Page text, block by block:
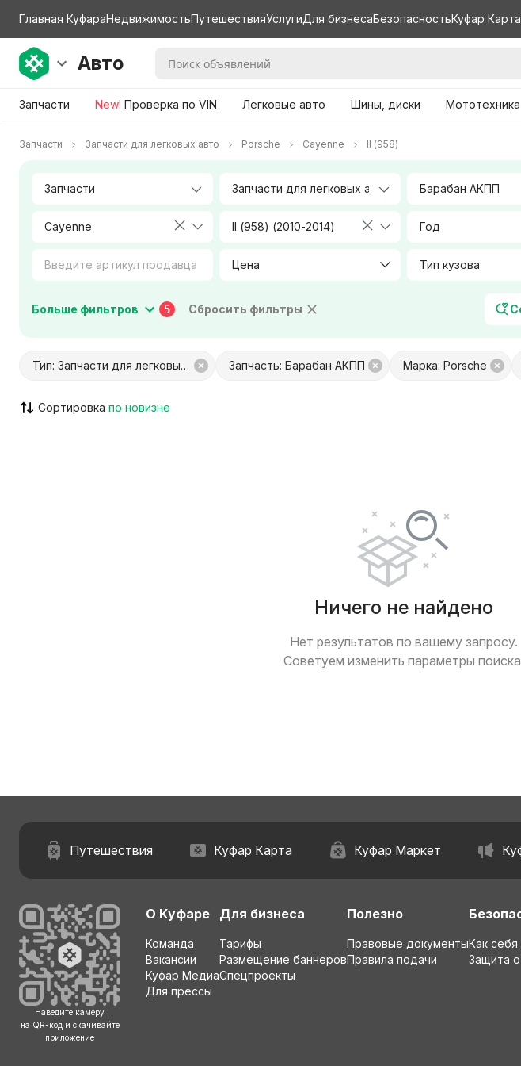
Главная КуфараНедвижимостьПутешествияУслугиДля бизнесаБезопасностьКуфар Карта
Авто
Запчасти New! Проверка по VIN Легковые авто Шины, диски Мототехника
Запчасти Запчасти для легковых авто Porsche Cayenne II (958)
Барабан АКПП
Cayenne II (958) (2010-2014) Год
Цена Тип кузова
Коробка передач Тип двигателя
С Куфар Доставкой
Больше фильтров 5 Сбросить фильтры
Тип: Запчасти для легковых авто Запчасть: Барабан АКПП Марка: Porsche
Сортировка
Ничего не найдено
Нет результатов по вашему запросу.
Советуем изменить параметры
Путешествия Куфар Карта Куфар Маркет
Наведите камеру
на QR-код и скачивайте
приложение
О Куфаре
Команда
Вакансии
Куфар Медиа
Для прессы
Для бизнеса
Тарифы
Размещение баннеров
Спецпроекты
Полезно
Правовые документы
Правила подачи
Как себя
Защита